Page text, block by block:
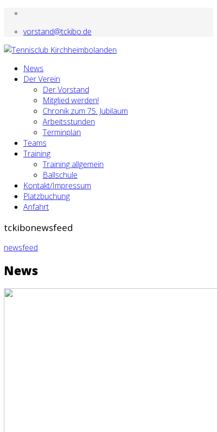
vorstand@tckibo.de
News
Der Verein
Der Vorstand
Mitglied werden!
Chronik zum 75. Jubiläum
Arbeitsstunden
Terminplan
Teams
Training
Training allgemein
Ballschule
Kontakt/Impressum
Platzbuchung
Anfahrt
tckibonewsfeed
newsfeed
News